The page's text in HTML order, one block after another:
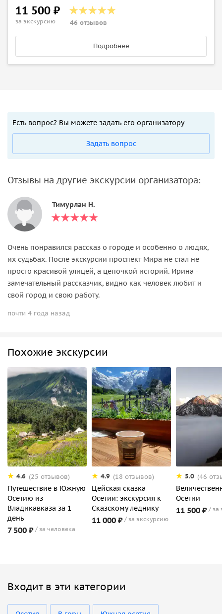
11 500 ₽
за экскурсию 46 отзывов
Подробнее
Есть вопрос? Вы можете задать его организатору
Задать вопрос
Отзывы на другие экскурсии организатора:
Тимурлан Н.
Очень понравился рассказ о городе и особенно о людях,
их судьбах. После экскурсии проспект Мира не стал не
просто красивой улицей, а цепочкой историй. Ирина -
замечательный рассказчик, видно как человек любит и
свой город и свою работу.
почти 4 года назад
Похожие экскурсии
4.6 (25 отзывов)
Путешествие в Южную
Осетию из
Владикавказа за 1
день
7 500 ₽ за человека
4.9 (18 отзывов)
Цейская сказка
Осетии: экскурсия к
Сказскому леднику
11 000 ₽ за экскурсию
5.0 (46
Осетии
11 500 ₽ за
Входит в эти категории